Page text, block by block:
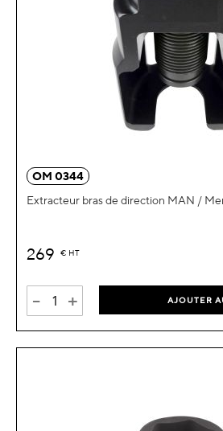
OM 0344
Extracteur bras de direction MAN /
269 € HT
- + AJOUTER